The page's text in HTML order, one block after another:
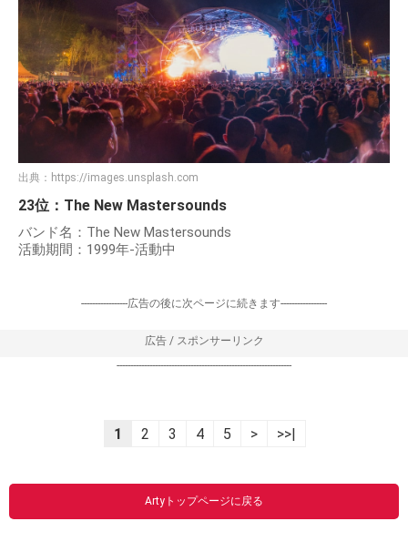
出典： https://images.unsplash.com
23位：The New Mastersounds
バンド名：The New Mastersounds
活動期間：1999年-活動中
-----------------広告の後に次ページに続きます-----------------
広告 / スポンサーリンク
----------------------------------------------------------------
1 2 3 4 5 > >>|
Artyトップページに戻る